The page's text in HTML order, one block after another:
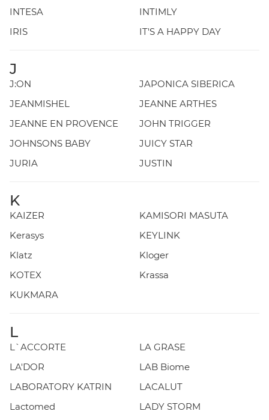
INTESA
INTIMLY
IRIS
IT'S A HAPPY DAY
J
J:ON
JAPONICA SIBERICA
JEANMISHEL
JEANNE ARTHES
JEANNE EN PROVENCE
JOHN TRIGGER
JOHNSONS BABY
JUICY STAR
JURIA
JUSTIN
K
KAIZER
KAMISORI MASUTA
Kerasys
KEYLINK
Klatz
Kloger
KOTEX
Krassa
KUKMARA
L
L`ACCORTE
LA GRASE
LA'DOR
LAB Biome
LABORATORY KATRIN
LACALUT
Lactomed
LADY STORM